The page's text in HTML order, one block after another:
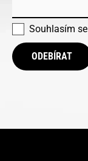
Souhlasím se
ODEBÍRAT